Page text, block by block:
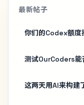
最新帖子
你们的Codex额度
测试OurCoders能
这两天用AI来构建